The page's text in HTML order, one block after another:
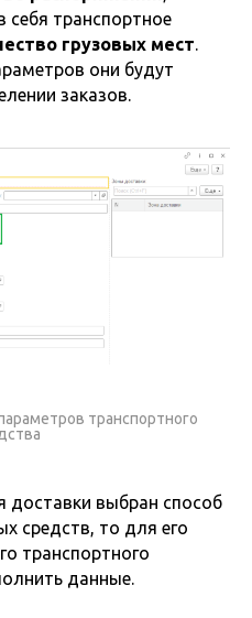
транспортное
грузовых мест.
они будут
заказов.
транспортного
доставки выбран способ
средств, то для его
транспортного
данные.